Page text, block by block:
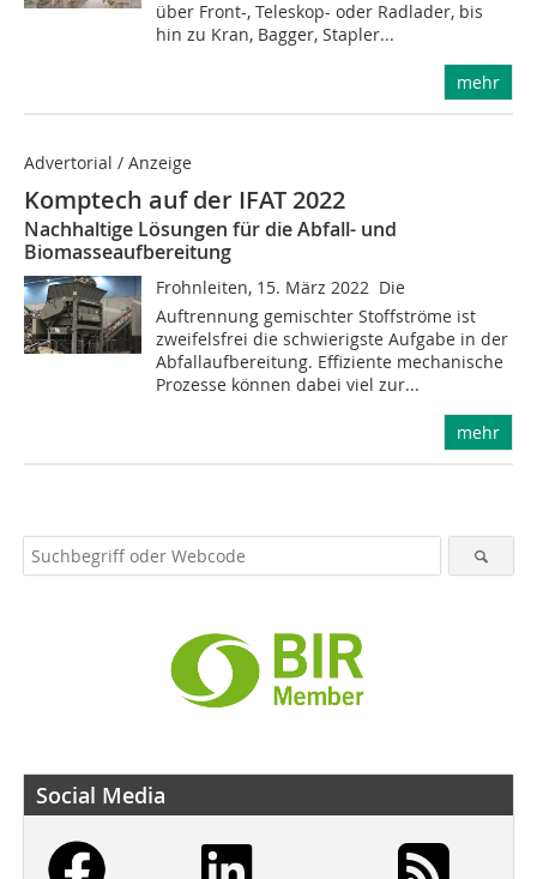
über Front-, Teleskop- oder Radlader, bis
hin zu Kran, Bagger, Stapler...
mehr
Advertorial / Anzeige
Komptech auf der IFAT 2022
Nachhaltige Lösungen für die Abfall- und
Biomasseaufbereitung
Frohnleiten, 15. März 2022  Die
Auftrennung gemischter Stoffströme ist
zweifelsfrei die schwierigste Aufgabe in der
Abfallaufbereitung. Effiziente mechanische
Prozesse können dabei viel zur...
mehr
Social Media